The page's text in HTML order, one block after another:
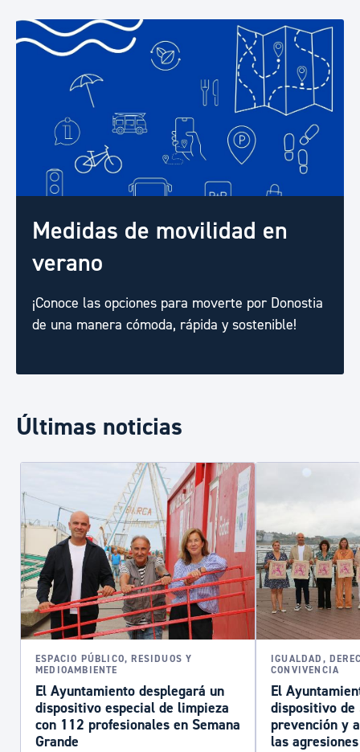
Medidas de movilidad en
verano
¡Conoce las opciones para moverte por Donostia
de una manera cómoda, rápida y sostenible!
Últimas noticias
ESPACIO PÚBLICO, RESIDUOS Y
MEDIOAMBIENTE
El Ayuntamiento desplegará un
dispositivo especial de limpieza
con 112 profesionales en Semana
Grande
IGUALDAD,
CONVIVENCIA
El
dispositivo de
prevención y
las